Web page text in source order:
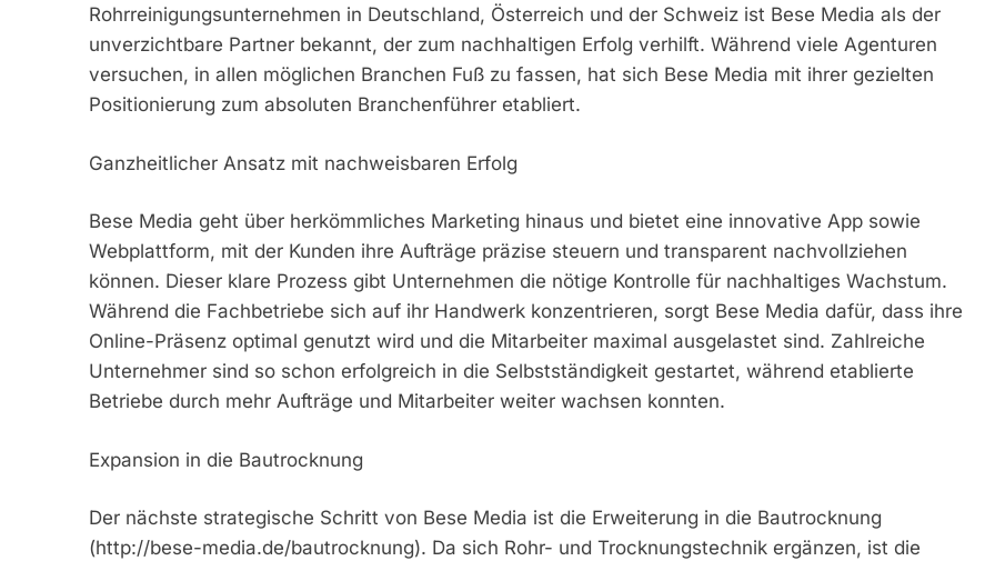
Rohrreinigungsunternehmen in Deutschland, Österreich und der Schweiz ist Bese Media als der
unverzichtbare Partner bekannt, der zum nachhaltigen Erfolg verhilft. Während viele Agenturen
versuchen, in allen möglichen Branchen Fuß zu fassen, hat sich Bese Media mit ihrer gezielten
Positionierung zum absoluten Branchenführer etabliert.
Ganzheitlicher Ansatz mit nachweisbaren Erfolg
Bese Media geht über herkömmliches Marketing hinaus und bietet eine innovative App sowie
Webplattform, mit der Kunden ihre Aufträge präzise steuern und transparent nachvollziehen
können. Dieser klare Prozess gibt Unternehmen die nötige Kontrolle für nachhaltiges Wachstum.
Während die Fachbetriebe sich auf ihr Handwerk konzentrieren, sorgt Bese Media dafür, dass ihre
Online-Präsenz optimal genutzt wird und die Mitarbeiter maximal ausgelastet sind. Zahlreiche
Unternehmer sind so schon erfolgreich in die Selbstständigkeit gestartet, während etablierte
Betriebe durch mehr Aufträge und Mitarbeiter weiter wachsen konnten.
Expansion in die Bautrocknung
Der nächste strategische Schritt von Bese Media ist die Erweiterung in die Bautrocknung
(http://bese-media.de/bautrocknung). Da sich Rohr- und Trocknungstechnik ergänzen, ist die